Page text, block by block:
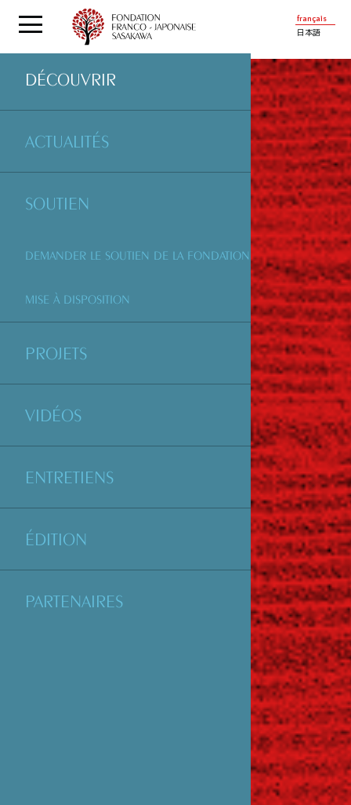
français
日本語
DÉCOUVRIR
ACTUALITÉS
SOUTIEN
DEMANDER LE SOUTIEN DE LA FONDATION
MISE À DISPOSITION
PROJETS
VIDÉOS
ENTRETIENS
ÉDITION
PARTENAIRES